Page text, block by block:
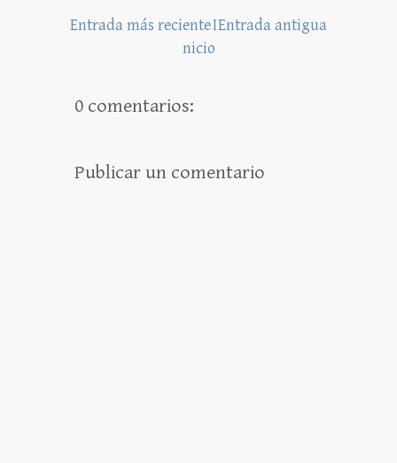
Entrada más reciente Entrada antigua
I
nicio
0 comentarios:
Publicar un comentario